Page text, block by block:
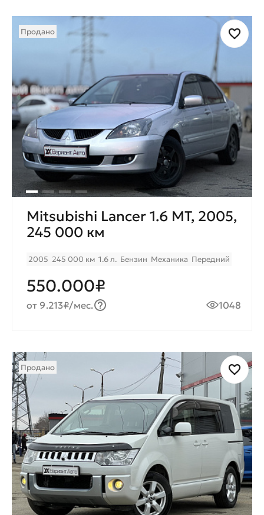
Продано
Mitsubishi Lancer 1.6 MT, 2005,
245 000 км
2005 245 000 км 1.6 л. Бензин Механика Передний
550.000₽
от 9.213₽/мес. 1048
Продано